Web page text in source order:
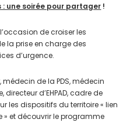
: une soirée pour partager !
de croiser les
la prise en charge des
d’urgence.
de la PDS, médecin
directeur d’EHPAD, cadre de
les dispositifs du territoire « lien
» et découvrir le programme